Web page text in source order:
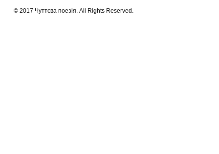
© 2017 Чуттєва поезія. All Rights Reserved.